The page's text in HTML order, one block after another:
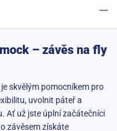
– závěs na fly
je skvělým pomocníkem pro
uvolnit páteř a
Ať už jste úplní začátečníci
závěsem získáte